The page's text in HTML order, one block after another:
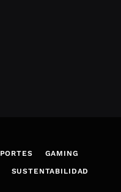
GAMING
SUSTENTABILIDAD